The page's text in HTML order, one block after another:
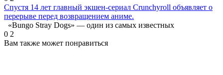
Спустя 14 лет главный экшен-сериал Crunchyroll объявляет о
перерыве перед возвращением аниме.
«Bungo Stray Dogs» — один из самых известных
0 2
Вам также может понравиться